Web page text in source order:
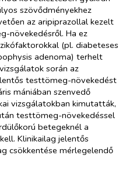
szövődményekhez
az aripiprazollal kezelt
növekedésről. Ha ez
(pl. diabeteses
adenoma) terhelt
során az
testtömeg-növekedést
mániában szenvedő
vizsgálatokban kimutatták,
testtömeg-növekedéssel
betegeknél a
Klinikailag jelentős
csökkentése mérlegelendő